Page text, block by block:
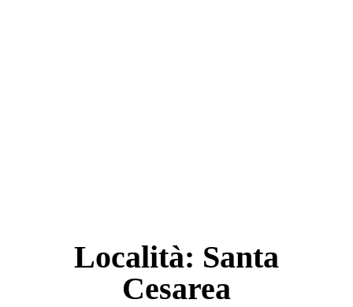
Località: Santa
Cesarea